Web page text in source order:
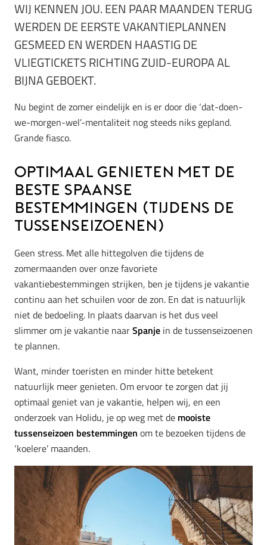
WIJ KENNEN JOU. EEN PAAR MAANDEN TERUG
WERDEN DE EERSTE VAKANTIEPLANNEN
GESMEED EN WERDEN HAASTIG DE
VLIEGTICKETS RICHTING ZUID-EUROPA AL
BIJNA GEBOEKT.
Nu begint de zomer eindelijk en is er door die ‘dat-doen-
we-morgen-wel’-mentaliteit nog steeds niks gepland.
Grande fiasco.
Optimaal genieten met de
beste Spaanse
bestemmingen (tijdens de
tussenseizoenen)
Geen stress. Met alle hittegolven die tijdens de
zomermaanden over onze favoriete
vakantiebestemmingen strijken, ben je tijdens je vakantie
continu aan het schuilen voor de zon. En dat is natuurlijk
niet de bedoeling. In plaats daarvan is het dus veel
slimmer om je vakantie naarSpanje in de tussenseizoenen
te plannen.
Want, minder toeristen en minder hitte betekent
natuurlijk meer genieten. Om ervoor te zorgen dat jij
optimaal geniet van je vakantie, helpen wij, en een
onderzoek van Holidu, je op weg met de mooiste
tussenseizoen bestemmingen om te bezoeken tijdens de
‘koelere’ maanden.